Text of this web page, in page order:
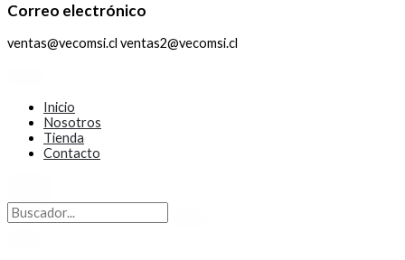
Correo electrónico
ventas@vecomsi.cl ventas2@vecomsi.cl
Inicio
Nosotros
Tienda
Contacto